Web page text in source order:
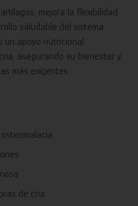
mejora la flexibilidad
saludable del sistema
un apoyo nutricional
asegurando su bienestar y
más exigentes.
de cría